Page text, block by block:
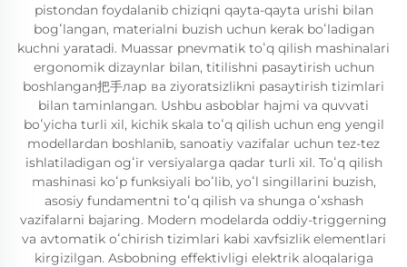
pistondan foydalanib chiziqni qayta-qayta urishi bilan
bogʻlangan, materialni buzish uchun kerak boʻladigan
kuchni yaratadi. Muassar pnevmatik toʻq qilish mashinalari
ergonomik dizaynlar bilan, titilishni pasaytirish uchun
boshlangan把手лар ва ziyoratsizlikni pasaytirish tizimlari
bilan taminlangan. Ushbu asboblar hajmi va quvvati
boʻyicha turli xil, kichik skala toʻq qilish uchun eng yengil
modellardan boshlanib, sanoatiy vazifalar uchun tez-tez
ishlatiladigan ogʻir versiyalarga qadar turli xil. Toʻq qilish
mashinasi koʻp funksiyali boʻlib, yoʻl singillarini buzish,
asosiy fundamentni toʻq qilish va shunga oʻxshash
vazifalarni bajaring. Modern modelarda oddiy-triggerning
va avtomatik oʻchirish tizimlari kabi xavfsizlik elementlari
kirgizilgan. Asbobning effektivligi elektrik aloqalariga